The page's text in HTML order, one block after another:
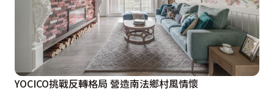
YOCICO挑戰反轉格局 營造南法鄉村風情懷